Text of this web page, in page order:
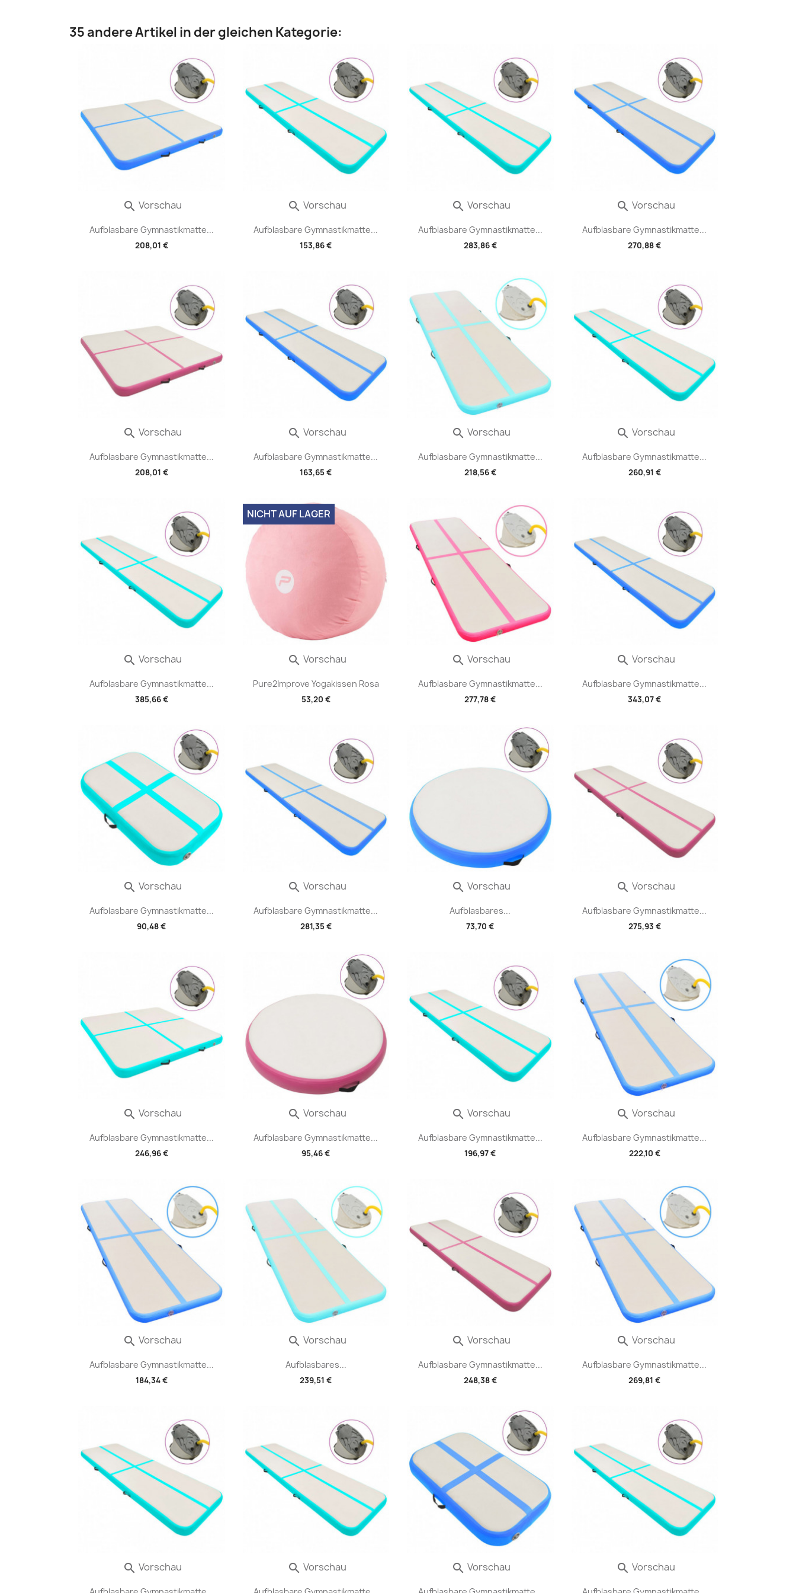
35 andere Artikel in der gleichen Kategorie:
Aufblasbare Gymnastikmatte...
208,01 €
 Vorschau
Aufblasbare Gymnastikmatte...
153,86 €
 Vorschau
Aufblasbare Gymnastikmatte...
283,86 €
 Vorschau
Aufblasbare Gymnastikmatte...
270,88 €
 Vorschau
Aufblasbare Gymnastikmatte...
208,01 €
 Vorschau
Aufblasbare Gymnastikmatte...
163,65 €
 Vorschau
Aufblasbare Gymnastikmatte...
218,56 €
 Vorschau
Aufblasbare Gymnastikmatte...
260,91 €
 Vorschau
Aufblasbare Gymnastikmatte...
385,66 €
 Vorschau
Pure2Improve Yogakissen Rosa
53,20 €
NICHT AUF LAGER
 Vorschau
Aufblasbare Gymnastikmatte...
277,78 €
 Vorschau
Aufblasbare Gymnastikmatte...
343,07 €
 Vorschau
Aufblasbare Gymnastikmatte...
90,48 €
 Vorschau
Aufblasbare Gymnastikmatte...
281,35 €
 Vorschau
Aufblasbares...
73,70 €
 Vorschau
Aufblasbare Gymnastikmatte...
275,93 €
 Vorschau
Aufblasbare Gymnastikmatte...
246,96 €
 Vorschau
Aufblasbare Gymnastikmatte...
95,46 €
 Vorschau
Aufblasbare Gymnastikmatte...
196,97 €
 Vorschau
Aufblasbare Gymnastikmatte...
222,10 €
 Vorschau
Aufblasbare Gymnastikmatte...
184,34 €
 Vorschau
Aufblasbares...
239,51 €
 Vorschau
Aufblasbare Gymnastikmatte...
248,38 €
 Vorschau
Aufblasbare Gymnastikmatte...
269,81 €
 Vorschau
 Vorschau  Vorschau  Vorschau  Vorschau